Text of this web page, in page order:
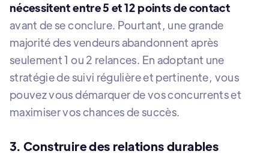
nécessitent entre 5 et 12 points de contact
avant de se conclure. Pourtant, une grande
majorité des vendeurs abandonnent après
seulement 1 ou 2 relances. En adoptant une
stratégie de suivi régulière et pertinente, vous
pouvez vous démarquer de vos concurrents et
maximiser vos chances de succès.
3. Construire des relations durables